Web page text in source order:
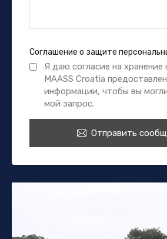
Соглашение о защите
Я даю согласие на хранение
MAASS Croatia
информации, чтобы вы
мой запрос.
Отправить